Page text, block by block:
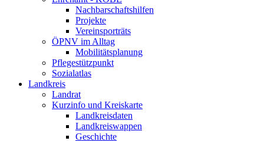
Nachbarschaftshilfen
Projekte
Vereinsporträts
ÖPNV im Alltag
Mobilitätsplanung
Pflegestützpunkt
Sozialatlas
Landkreis
Landrat
Kurzinfo und Kreiskarte
Landkreisdaten
Landkreiswappen
Geschichte